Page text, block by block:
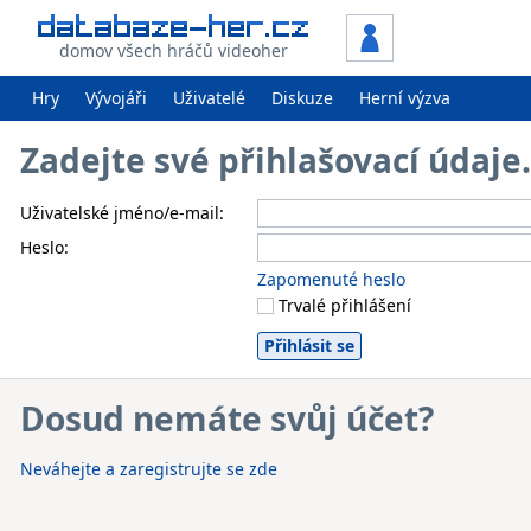
domov všech hráčů videoher
Hry Vývojáři Uživatelé Diskuze Herní výzva
Zadejte své přihlašovací
Uživatelské jméno/e-mail:
Heslo:
Zapomenuté heslo
Trvalé přihlášení
Dosud nemáte svůj účet?
Neváhejte a zaregistrujte se zde